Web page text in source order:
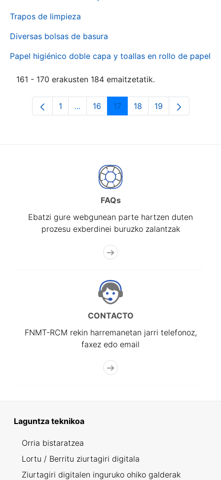
Trapos de limpieza
Diversas bolsas de basura
Papel higiénico doble capa y toallas en rollo de papel
161 - 170 erakusten 184 emaitzetatik.
Orrialdea
1 ...Intermediate Pages Use TAB to
Orrialdea
16 Orrialdea
17 Orrialdea
18 Orrialdea
19
FAQs
Ebatzi gure webgunean parte hartzen duten
prozesu exberdinei buruzko zalantzak
CONTACTO
FNMT-RCM rekin harremanetan jarri telefonoz,
faxez edo email
Laguntza teknikoa
Orria bistaratzea
Lortu / Berritu ziurtagiri digitala
Ziurtagiri digitalen inguruko ohiko galderak